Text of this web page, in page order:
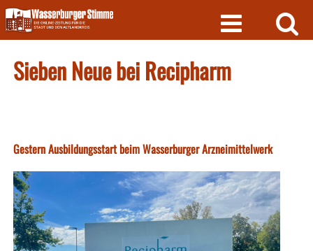
Skip
to
content
Sieben Neue bei Recipharm
Gestern Ausbildungsstart beim Wasserburger Arzneimittelwerk